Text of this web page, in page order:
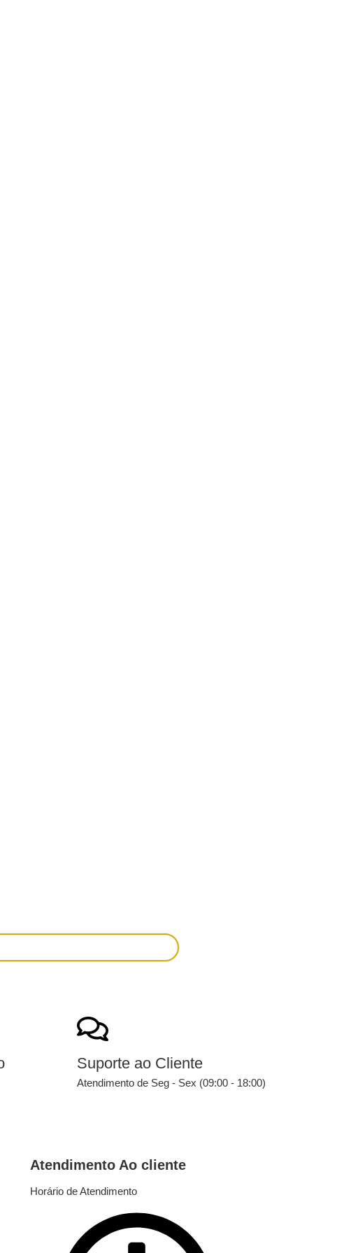
Suporte ao Cliente
Atendimento de Seg - Sex (09:00 - 18:00)
Atendimento Ao cliente
Horário de Atendimento